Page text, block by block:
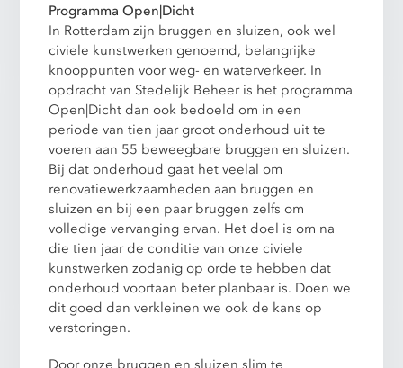
Programma Open|Dicht
In Rotterdam zijn bruggen en sluizen, ook wel
civiele kunstwerken genoemd, belangrijke
knooppunten voor weg- en waterverkeer. In
opdracht van Stedelijk Beheer is het programma
Open|Dicht dan ook bedoeld om in een
periode van tien jaar groot onderhoud uit te
voeren aan 55 beweegbare bruggen en sluizen.
Bij dat onderhoud gaat het veelal om
renovatiewerkzaamheden aan bruggen en
sluizen en bij een paar bruggen zelfs om
volledige vervanging ervan. Het doel is om na
die tien jaar de conditie van onze civiele
kunstwerken zodanig op orde te hebben dat
onderhoud voortaan beter planbaar is. Doen we
dit goed dan verkleinen we ook de kans op
verstoringen.
Door onze bruggen en sluizen slim te